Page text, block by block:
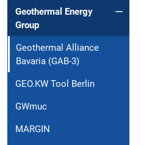
Geothermal Energy
Group
Geothermal Alliance
Bavaria (GAB-3)
GEO.KW Tool Berlin
GWmuc
MARGIN